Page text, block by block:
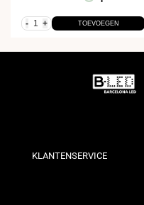
- + TOEVOEGEN
KLANTENSERVICE